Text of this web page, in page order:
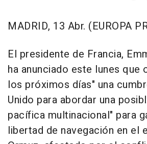
MADRID, 13 Abr. (EUROPA
El presidente de Francia,
ha anunciado este lunes que
los próximos días" una
Unido para abordar una
pacífica multinacional" para
libertad de navegación en el